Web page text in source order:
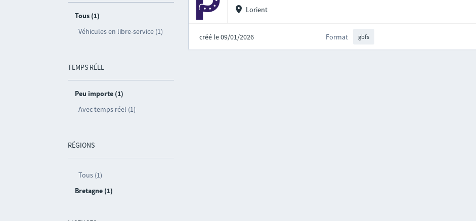
Tous (1)
Véhicules en libre-service (1)
TEMPS RÉEL
Peu importe (1)
Avec temps réel (1)
RÉGIONS
Tous (1)
Bretagne (1)
Lorient
créé le 09/01/2026 Format gbfs